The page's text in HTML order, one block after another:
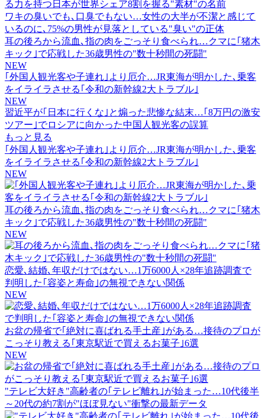
る力を持つ日本が世界シェア8割を握る"素材"の名前
ワキの臭いでも､口臭でもない…女性の大半が不潔と感じて
いるのに､75%の男性が見落としている"臭い"の正体
耳の後ろから流血､指の肉をごっそり食べられ…クマに｢猪木
キック｣で応戦した36歳男性の"数十秒間の死闘"
NEW
｢外国人観光客や子連れ｣より厄介…JR東海が明かした､乗客
をイライラさせる｢令和の新幹線2大トラブル｣
NEW
習近平が｢日本に行くな｣と煽った悲惨な結末…｢8万円の激安
ツアー｣でロシアに向かった中国人観光客の誤算
もっと見る
｢外国人観光客や子連れ｣より厄介…JR東海が明かした､乗客
をイライラさせる｢令和の新幹線2大トラブル｣
NEW
耳の後ろから流血､指の肉をごっそり食べられ…クマに｢猪木
キック｣で応戦した36歳男性の"数十秒間の死闘"
NEW
恋愛､結婚､年収だけではない…1万6000人×28年追跡調査で
判明した｢容姿と寿命｣の無視できない関係
NEW
お盆の帰省で｢絶対に喜ばれる手土産｣がある…接待のプロが
こっそり教える｢東京駅近で買えるお菓子｣6選
NEW
"テレビ大好き"高齢者の｢テレビ離れ｣が始まった…10代後半
～20代の約7割が"ほぼ見ない"衝撃の最新データ